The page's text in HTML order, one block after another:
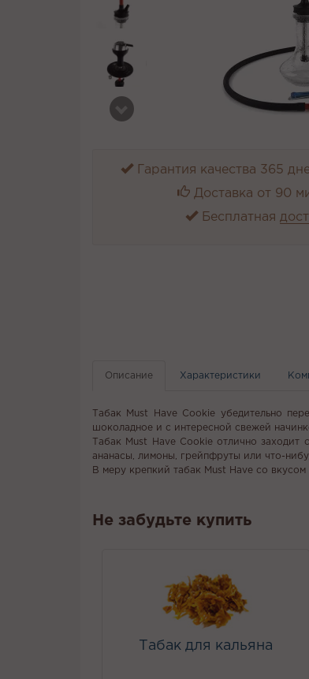
Гарантия качества 365
Доставка от 90
Бесплатная
Описание Характеристики
Табак Must Have Cookie убедительно
шоколадное и с интересной свежей
Табак Must Have Cookie отлично
ананасы, лимоны, грейпфруты или что-
В меру крепкий табак Must Have со
Не забудьте купить
Табак для кальяна